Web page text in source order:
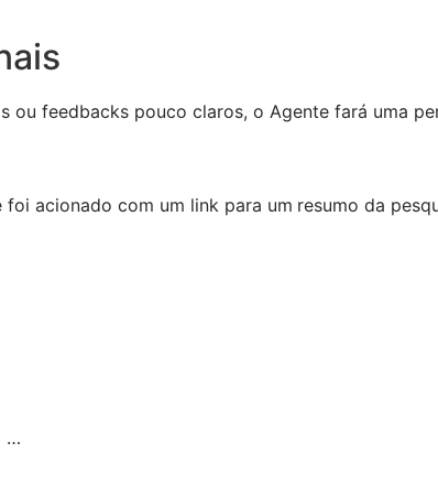
ou feedbacks pouco claros, o Agente fará uma
foi acionado com um link para um resumo da
…